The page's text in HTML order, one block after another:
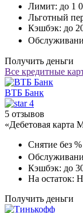
Лимит: до 1
Льготный
Кэшбэк: до
Получить деньги
Все кредитные
ВТБ Банк
4
5 отзывов
«Дебетовая карта
Снятие без %
Кэшбэк: до
На остаток:
Получить деньги